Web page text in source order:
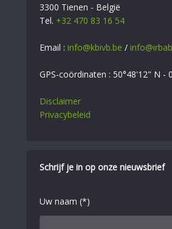
3300 Tienen - België
Tel. +32 470 83 16 54
Email : info@kbivb.be /
GPS-coördinaten : 50°48'12" N -
Disclaimer
Privacybeleid
Schrijf je in op onze nieuwsbrief
Uw naam (*)